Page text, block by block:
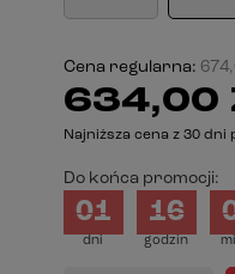
Cena regularna:
634,00
Najniższa cena z 30 dni
Do końca promocji:
dni
01
godzin
16